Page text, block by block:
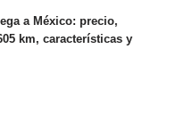
a México: precio,
km, características y